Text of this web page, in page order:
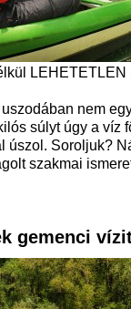
LEHETETLEN
nem
súlyt úgy a víz
úszol. Soroljuk?
szakmai
gemenci